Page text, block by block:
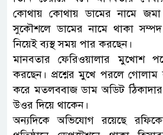
কোথায় কোথায় ডামের নামে
সুকৌশলে ডামের নামে থাকা
নিয়েই ব্যস্থ সময় পার করছেন।
মানবতার ফেরিওয়ালার মুখোশ
করছেন। প্রশ্নের মুখে পরলে গোলাম
করে মতলববাজ ডাম অডিট ঠিকাদার
উওর দিয়ে থাকেন।
অন্যদিকে অভিযোগ রয়েছে